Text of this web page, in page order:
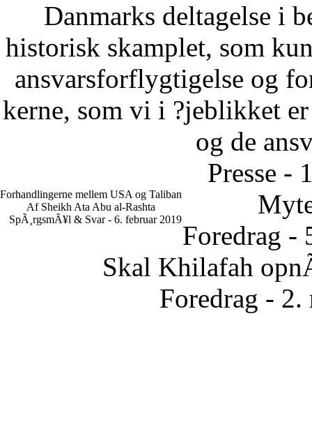
Danmarks deltagelse i
historisk skamplet, som
ansvarsforflygtigelse og
kerne, som vi i ?jeblikket
og de
Presse -
Forhandlingerne mellem USA og Taliban
Af Sheikh Ata Abu al-Rashta
SpÃ¸rgsmÃ¥l & Svar - 6. februar 2019
Foredrag -
Skal Khilafah
Foredrag - 2.